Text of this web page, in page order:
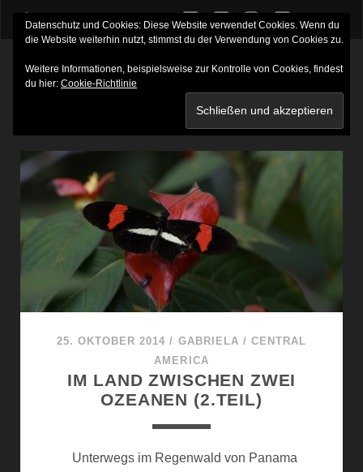
twitterfacebookinstagram
youtube
25. OKTOBER 2014 / GABRIELA / CENTRAL
AMERICA
IM LAND ZWISCHEN ZWEI
OZEANEN (2.TEIL)
Unterwegs im Regenwald von Panama
Datenschutz und Cookies: Diese Website verwendet Cookies. Wenn du
die Website weiterhin nutzt, stimmst du der Verwendung von Cookies zu.
Weitere Informationen, beispielsweise zur Kontrolle von Cookies, findest
du hier: Cookie-Richtlinie